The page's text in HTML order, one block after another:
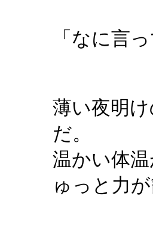
「なに言
薄い夜明
だ。
温かい体
ゅっと力